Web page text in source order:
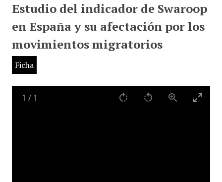
Estudio del indicador de Swaroop
en España y su afectación por los
movimientos migratorios
Ficha
1 / 1